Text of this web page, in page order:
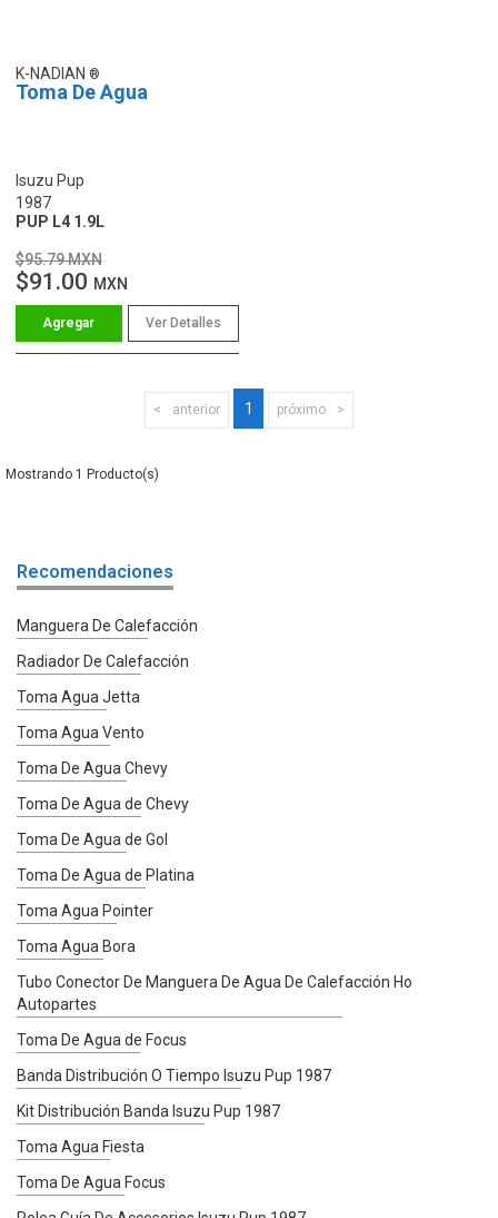
K-NADIAN
Toma De Agua
Isuzu Pup
1987
PUP L4 1.9L
$95.79 MXN
$91.00 MXN
Ver Detalles
anterior 1 próximo
1
Recomendaciones
Manguera De Calefacción
Radiador De Calefacción
Toma Agua Jetta
Toma Agua Vento
Toma De Agua Chevy
Toma De Agua de Chevy
Toma De Agua de Gol
Toma De Agua de Platina
Toma Agua Pointer
Toma Agua Bora
Tubo Conector De Manguera De Agua De Calefacción Ho
Autopartes
Toma De Agua de Focus
Banda Distribución O Tiempo Isuzu Pup 1987
Kit Distribución Banda Isuzu Pup 1987
Toma Agua Fiesta
Toma De Agua Focus